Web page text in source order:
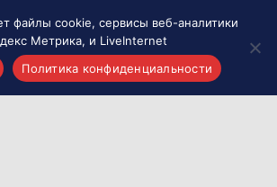
файлы cookie, сервисы веб-аналитики
Метрика, и LiveInternet
Политика конфиденциальности